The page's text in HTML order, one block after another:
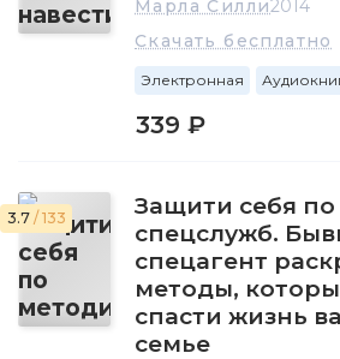
Марла Силли2014
Скачать бесплатно
Электронная
339 ₽
3.7 / 133
Защити себя
спецслужб.
спецагент
методы,
спасти жизнь
семье